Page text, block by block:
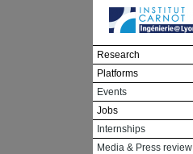
Research
Platforms
Events
Jobs
Internships
Media & Press review